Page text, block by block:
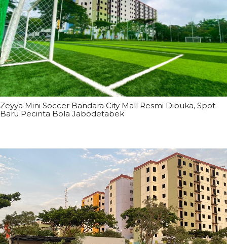
Zeyya Mini Soccer Bandara City Mall Resmi Dibuka, Spot
Baru Pecinta Bola Jabodetabek